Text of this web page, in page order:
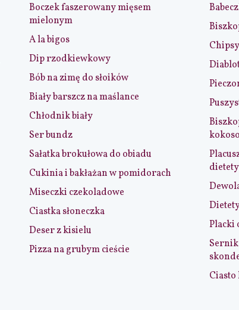
Boczek faszerowany mięsem
mielonym
A la bigos
Dip rzodkiewkowy
Bób na zimę do słoików
Biały barszcz na maślance
Chłodnik biały
Ser bundz
Sałatka brokułowa do obiadu
Cukinia i bakłażan w pomidorach
Miseczki czekoladowe
Ciastka słoneczka
Deser z kisielu
Pizza na grubym cieście
Placki